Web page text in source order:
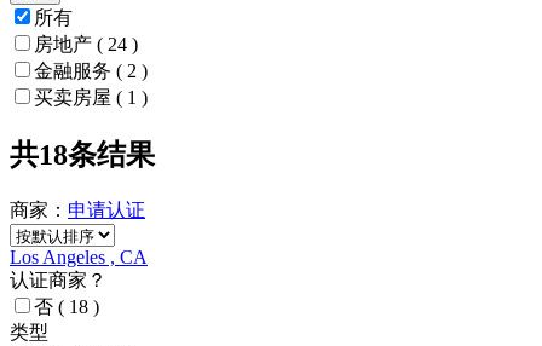
所有
房地产 ( 24 )
金融服务 ( 2 )
买卖房屋 ( 1 )
共18条结果
商家： 申请认证
Los Angeles , CA
认证商家？
否 ( 18 )
类型